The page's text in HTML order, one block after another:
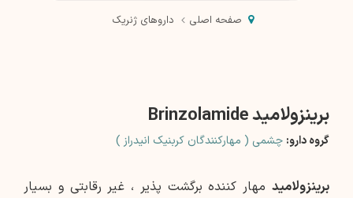
صفحه اصلی داروهای ژنریک
برینزولامید Brinzolamide
گروه دارو: چشمی ( مهارکنندگان کربنیک انیدراز )
برینزولامید مهار کننده برگشت پذیر ، غیر رقابتی و بسیار